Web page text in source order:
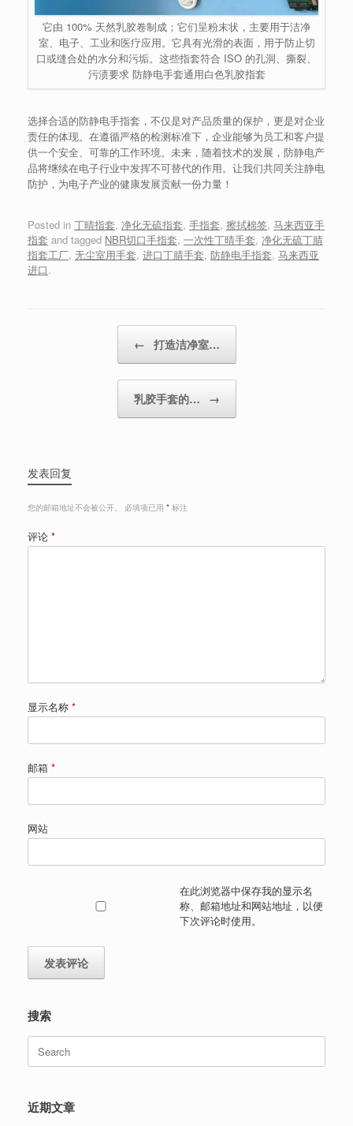
它由 100% 天然乳胶卷制成；它们呈粉末状，主要用于洁净
室、电子、工业和医疗应用。它具有光滑的表面，用于防止切
口或缝合处的水分和污垢。这些指套符合 ISO 的孔洞、撕裂、
污渍要求 防静电手套通用白色乳胶指套
选择合适的防静电手指套，不仅是对产品质量的保护，更是对企业
责任的体现。在遵循严格的检测标准下，企业能够为员工和客户提
供一个安全、可靠的工作环境。未来，随着技术的发展，防静电产
品将继续在电子行业中发挥不可替代的作用。让我们共同关注静电
防护，为电子产业的健康发展贡献一份力量！
Posted in 丁晴指套, 净化无硫指套, 手指套, 擦拭棉签, 马来西亚手
指套 and tagged NBR切口手指套, 一次性丁晴手套, 净化无硫丁腈
指套工厂, 无尘室用手套, 进口丁腈手套, 防静电手指套, 马来西亚
进口.
← 打造洁净室…
乳胶手套的… →
发表回复
您的邮箱地址不会被公开。 必填项已用 * 标注
评论 *
显示名称 *
邮箱 *
网站
在此浏览器中保存我的显示名
称、邮箱地址和网站地址，以便
下次评论时使用。
搜索
for:
近期文章